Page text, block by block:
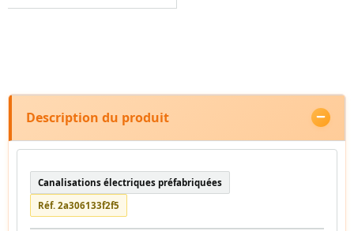
Description du produit
Canalisations électriques préfabriquées
Réf. 2a306133f2f5